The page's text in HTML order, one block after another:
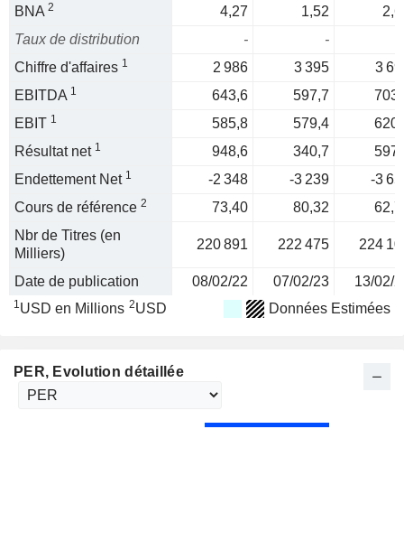
BNA 2 4,27 1,52
Taux de distribution
-
-
Chiffre d'affaires 1 2 986 3 395
3
EBITDA 1 643,6 597,7
EBIT 1 585,8 579,4
Résultat net 1 948,6 340,7
Endettement Net 1 -2 348 -3 239
-3
Cours de référence 2 73,40 80,32
Nbr de Titres (en
Milliers)
220 891 222 475 224
Date de publication 08/02/22 07/02/23 13/02/
1USD en Millions 2USD Données Estimées
PER, Evolution détaillée